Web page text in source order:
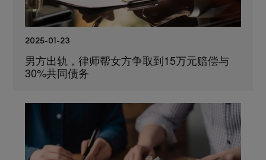
2025-01-23
男方出轨，律师帮女方争取到15万元赔偿与
30%共同债务